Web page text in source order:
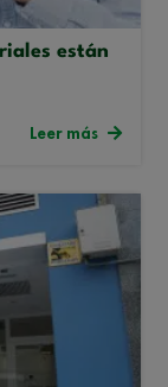
están
Leer más